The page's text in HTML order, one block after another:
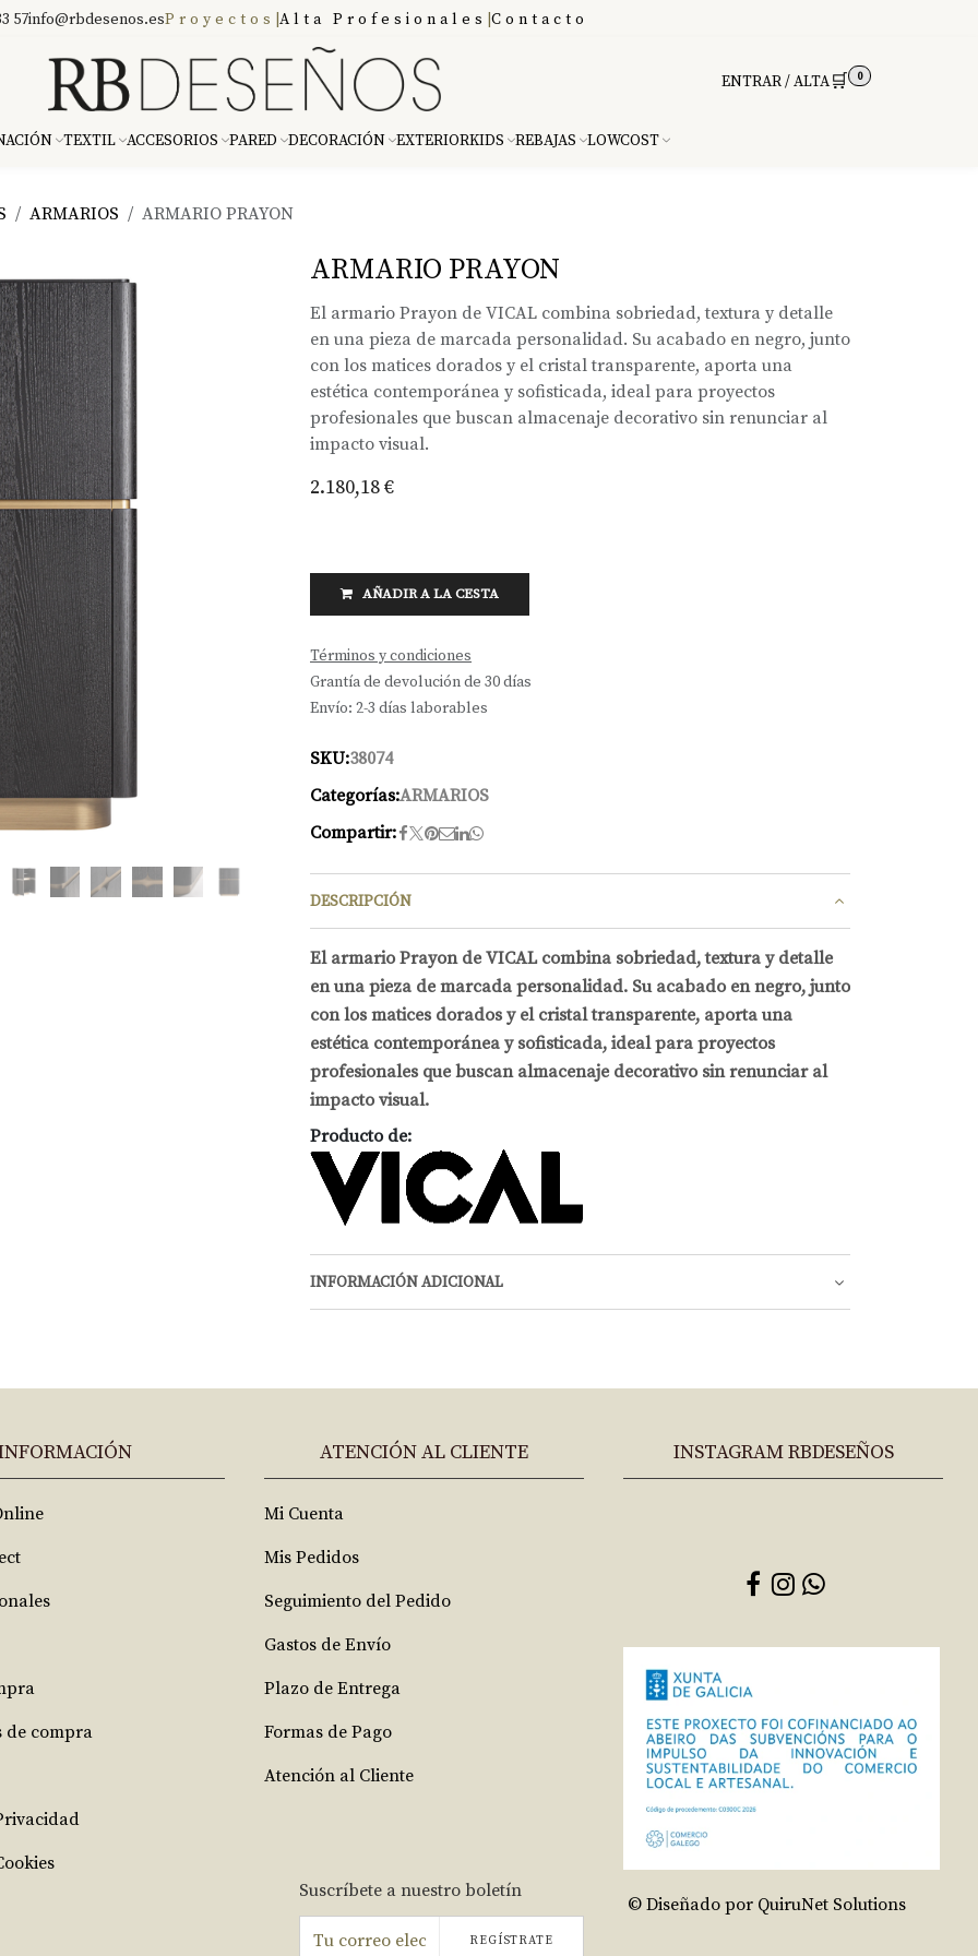
57info@rbdesenos.esProyectos Alta Profesionales Contacto
ENTRAR / ALTA🛒 0
TEXTIL ACCESORIOS PARED DECORACIÓN EXTERIORKIDS REBAJAS LOWCOST
ARMARIOS ARMARIO PRAYON
ARMARIO PRAYON
El armario Prayon de VICAL combina sobriedad, textura y detalle
en una pieza de marcada personalidad. Su acabado en negro, junto
con los matices dorados y el cristal transparente, aporta una
estética contemporánea y sofisticada, ideal para proyectos
profesionales que buscan almacenaje decorativo sin renunciar al
impacto visual.
2.180,18€
AÑADIR A LA CESTA
Términos y condiciones
Grantía de devolución de 30 días
Envío: 2-3 días laborables
SKU:38074
Categorías:ARMARIOS
Compartir:
DESCRIPCIÓN
El armario Prayon de VICAL combina sobriedad, textura y detalle
en una pieza de marcada personalidad. Su acabado en negro, junto
con los matices dorados y el cristal transparente, aporta una
estética contemporánea y sofisticada, ideal para proyectos
profesionales que buscan almacenaje decorativo sin renunciar al
impacto visual.
Producto de:
INFORMACIÓN ADICIONAL
de compra
ATENCIÓN AL CLIENTE
Mi Cuenta
Mis Pedidos
Seguimiento del Pedido
Gastos de Envío
Plazo de Entrega
Formas de Pago
Atención al Cliente
Suscríbete a nuestro boletín
REGÍSTRATE
INSTAGRAM RBDESEÑOS
© Diseñado por QuiruNet Solutions